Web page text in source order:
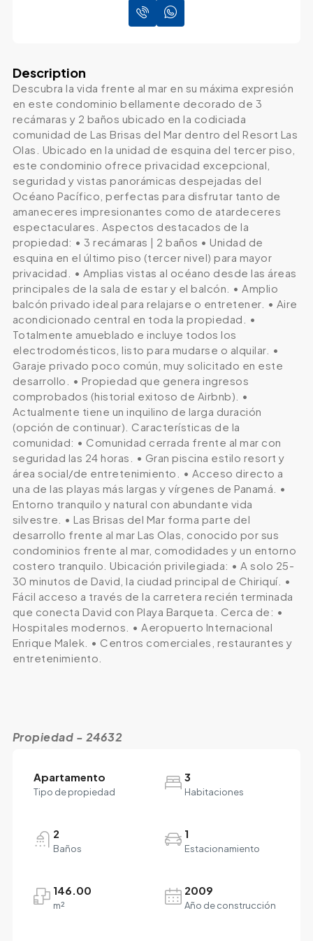
Description
Descubra la vida frente al mar en su máxima expresión
en este condominio bellamente decorado de 3
recámaras y 2 baños ubicado en la codiciada
comunidad de Las Brisas del Mar dentro del Resort Las
Olas. Ubicado en la unidad de esquina del tercer piso,
este condominio ofrece privacidad excepcional,
seguridad y vistas panorámicas despejadas del
Océano Pacífico, perfectas para disfrutar tanto de
amaneceres impresionantes como de atardeceres
espectaculares. Aspectos destacados de la
propiedad: • 3 recámaras | 2 baños • Unidad de
esquina en el último piso (tercer nivel) para mayor
privacidad. • Amplias vistas al océano desde las áreas
principales de la sala de estar y el balcón. • Amplio
balcón privado ideal para relajarse o entretener. • Aire
acondicionado central en toda la propiedad. •
Totalmente amueblado e incluye todos los
electrodomésticos, listo para mudarse o alquilar. •
Garaje privado poco común, muy solicitado en este
desarrollo. • Propiedad que genera ingresos
comprobados (historial exitoso de Airbnb). •
Actualmente tiene un inquilino de larga duración
(opción de continuar). Características de la
comunidad: • Comunidad cerrada frente al mar con
seguridad las 24 horas. • Gran piscina estilo resort y
área social/de entretenimiento. • Acceso directo a
una de las playas más largas y vírgenes de Panamá. •
Entorno tranquilo y natural con abundante vida
silvestre. • Las Brisas del Mar forma parte del
desarrollo frente al mar Las Olas, conocido por sus
condominios frente al mar, comodidades y un entorno
costero tranquilo. Ubicación privilegiada: • A solo 25-
30 minutos de David, la ciudad principal de Chiriquí. •
Fácil acceso a través de la carretera recién terminada
que conecta David con Playa Barqueta. Cerca de: •
Hospitales modernos. • Aeropuerto Internacional
Enrique Malek. • Centros comerciales, restaurantes y
entretenimiento.
Propiedad - 24632
Apartamento
Tipo de propiedad
3
Habitaciones
2
Baños
1
Estacionamiento
146.00
m²
2009
Año de construcción